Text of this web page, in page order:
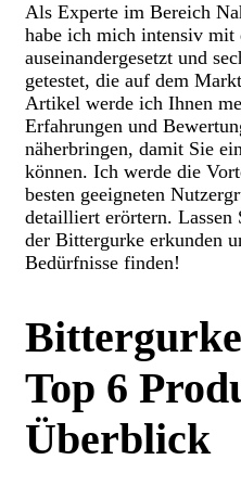
Als Experte im Bereich
habe ich mich intensiv mit
auseinandergesetzt und
getestet, die auf dem
Artikel werde ich Ihnen
Erfahrungen und
näherbringen, damit Sie
können. Ich werde die
besten geeigneten
detailliert erörtern. Lassen
der Bittergurke erkunden
Bedürfnisse finden!
Top 6
Überblick